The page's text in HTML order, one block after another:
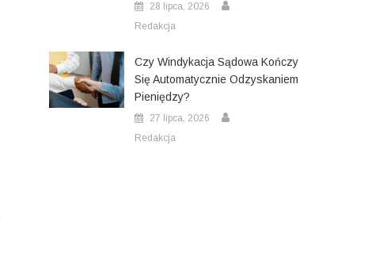
28 lipca, 2026
Redakcja
Czy Windykacja Sądowa Kończy
Się Automatycznie Odzyskaniem
Pieniędzy?
27 lipca, 2026
Redakcja